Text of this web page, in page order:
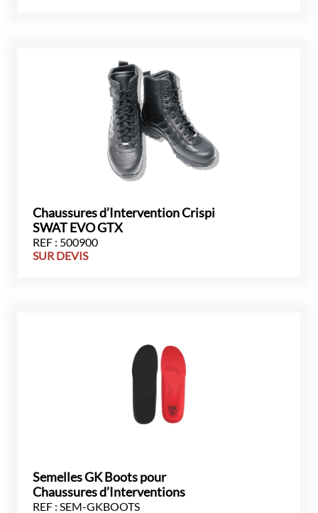
Chaussures d’Intervention Crispi
SWAT EVO GTX
REF : 500900
SUR DEVIS
Semelles GK Boots pour
Chaussures d’Interventions
REF : SEM-GKBOOTS